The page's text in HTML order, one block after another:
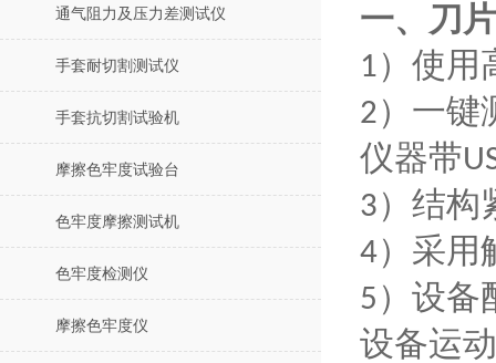
通气阻力及压力差测试仪
手套耐切割测试仪
手套抗切割试验机
摩擦色牢度试验台
色牢度摩擦测试机
色牢度检测仪
摩擦色牢度仪
一、 刀
1）使用
2）一键
仪器带
3）结构
4）采用
5 ）设备
设备运